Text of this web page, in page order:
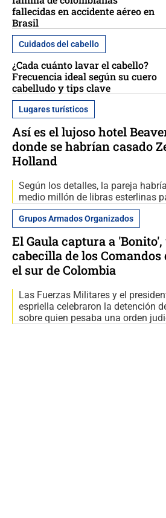
fallecidas en accidente aéreo en
Brasil
Cuidados del cabello
¿Cada cuánto lavar el cabello?
Frecuencia ideal según su cuero
cabelludo y tips clave
Lugares turísticos
Así es el lujoso hotel
donde se habrían casado
Holland
Según los detalles, la pareja
medio millón de libras esterlinas
Grupos Armados Organizados
El Gaula captura a
cabecilla de los
el sur de Colombia
Las Fuerzas Militares y el
espriella celebraron la detención
sobre quien pesaba una orden